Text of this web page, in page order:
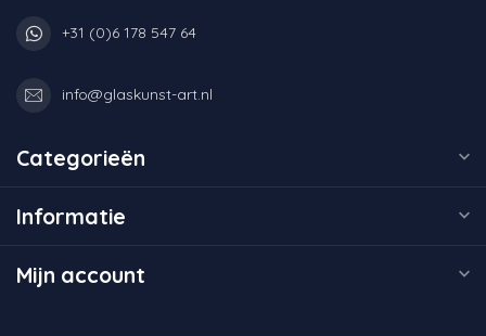
+31 (0)6 178 547 64
info@glaskunst-art.nl
Categorieën
Informatie
Mijn account